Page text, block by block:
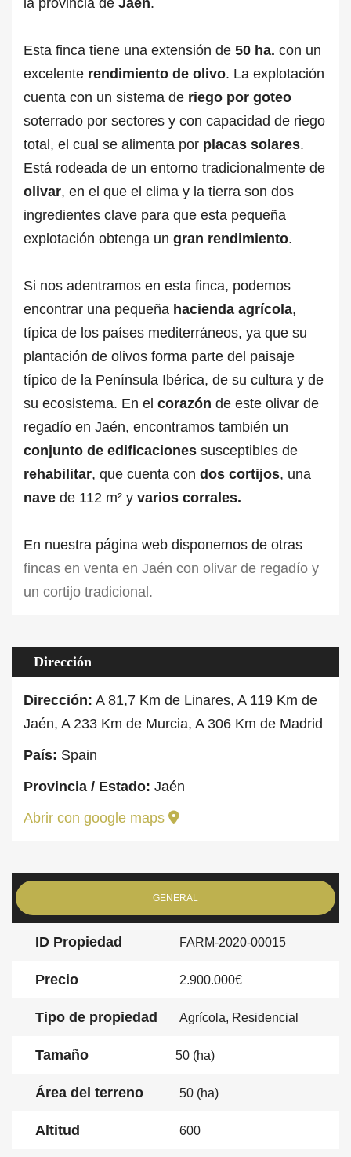
la provincia de Jaén.
Esta finca tiene una extensión de 50 ha. con un
excelente rendimiento de olivo. La explotación
cuenta con un sistema de riego por goteo
soterrado por sectores y con capacidad de riego
total, el cual se alimenta por placas solares.
Está rodeada de un entorno tradicionalmente de
olivar, en el que el clima y la tierra son dos
ingredientes clave para que esta pequeña
explotación obtenga un gran rendimiento.
Si nos adentramos en esta finca, podemos
encontrar una pequeña hacienda agrícola,
típica de los países mediterráneos, ya que su
plantación de olivos forma parte del paisaje
típico de la Península Ibérica, de su cultura y de
su ecosistema. En el corazón de este olivar de
regadío en Jaén, encontramos también un
conjunto de edificaciones susceptibles de
rehabilitar, que cuenta con dos cortijos, una
nave de 112 m² y varios corrales.
En nuestra página web disponemos de otras
fincas en venta en Jaén con olivar de regadío y
un cortijo tradicional.
Dirección
Dirección: A 81,7 Km de Linares, A 119 Km de
Jaén, A 233 Km de Murcia, A 306 Km de Madrid
País: Spain
Provincia / Estado: Jaén
Abrir con google maps
GENERAL
ID Propiedad FARM-2020-00015
Precio 2.900.000€
Tipo de propiedad Agrícola, Residencial
Tamaño 50 (ha)
Área del terreno 50 (ha)
Altitud 600